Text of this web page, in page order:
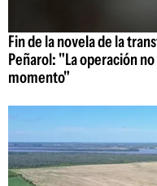
Fin de la novela de la
Peñarol: "La operación
momento"